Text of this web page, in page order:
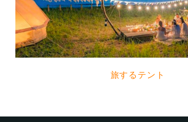
旅するテント